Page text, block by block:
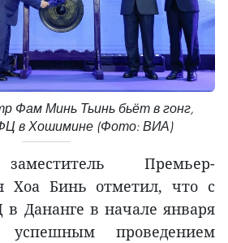
Фам Минь Тьинь бьёт в гонг,
в Хошимине (Фото: ВИА)
Премьер-
Хоа Бинь отметил, что с
Дананге в начале января
проведением